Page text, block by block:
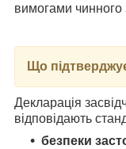
вимогами чинного
Що
Декларація
відповідають
безпеки